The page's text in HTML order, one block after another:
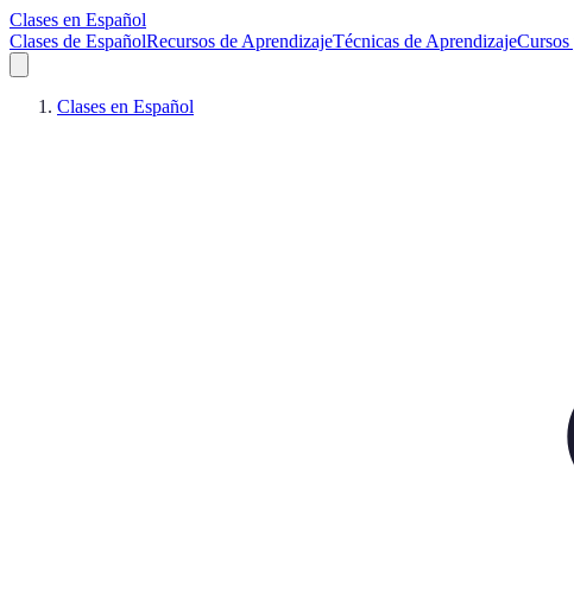
Clases en Español
Clases de EspañolRecursos de AprendizajeTécnicas de AprendizajeCursos
Clases en Español